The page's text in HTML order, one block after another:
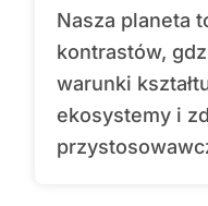
Nasza planeta to miejsce nieustannych
kontrastów,
warunki
ekosystemy i